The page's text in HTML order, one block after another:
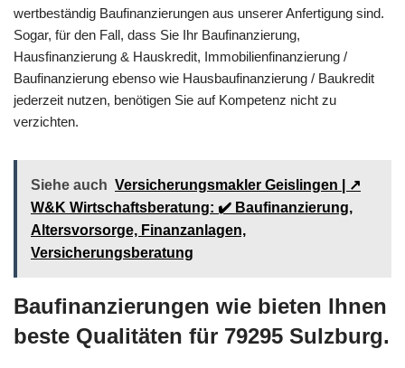
wertbeständig Baufinanzierungen aus unserer Anfertigung sind.
Sogar, für den Fall, dass Sie Ihr Baufinanzierung,
Hausfinanzierung & Hauskredit, Immobilienfinanzierung /
Baufinanzierung ebenso wie Hausbaufinanzierung / Baukredit
jederzeit nutzen, benötigen Sie auf Kompetenz nicht zu
verzichten.
Siehe auch Versicherungsmakler Geislingen | ↗️
W&K Wirtschaftsberatung: ✔️ Baufinanzierung,
Altersvorsorge, Finanzanlagen,
Versicherungsberatung
Baufinanzierungen wie bieten Ihnen
beste Qualitäten für 79295 Sulzburg.